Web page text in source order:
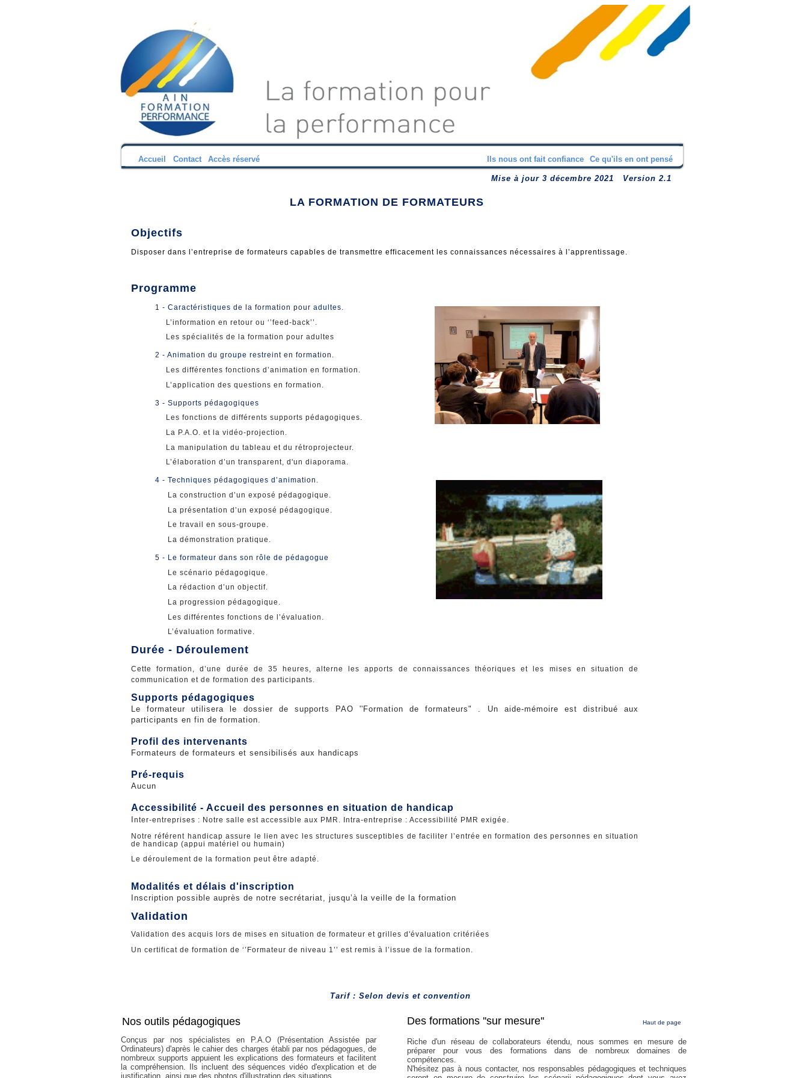
Accueil Contact Accès réservé Ils nous ont fait confiance Ce qu'ils en ont pensé
Mise à jour 3 décembre 2021 Version 2.1
LA FORMATION DE FORMATEURS
Objectifs
Disposer dans l’entreprise de formateurs capables de transmettre efficacement les connaissances nécessaires à l’apprentissage.
Programme
1 - Caractéristiques de la formation pour adultes.
L’information en retour ou ‘’feed-back’’.
Les spécialités de la formation pour adultes
2 - Animation du groupe restreint en formation.
Les différentes fonctions d’animation en formation.
L’application des questions en formation.
3 - Supports pédagogiques
Les fonctions de différents supports pédagogiques.
La P.A.O. et la vidéo-projection.
La manipulation du tableau et du rétroprojecteur.
L’élaboration d’un transparent, d'un diaporama.
4 - Techniques pédagogiques d’animation.
La construction d’un exposé pédagogique.
La présentation d’un exposé pédagogique.
Le travail en sous-groupe.
La démonstration pratique.
5 - Le formateur dans son rôle de pédagogue
Le scénario pédagogique.
La rédaction d’un objectif.
La progression pédagogique.
Les différentes fonctions de l’évaluation.
L’évaluation formative.
Durée - Déroulement
Cette formation, d’une durée de 35 heures, alterne les apports de connaissances théoriques et les mises en situation de
communication et de formation des participants.
Supports pédagogiques
Le formateur utilisera le dossier de supports PAO ''Formation de formateurs" . Un aide-mémoire est distribué aux
participants en fin de formation.
Profil des intervenants
Formateurs de formateurs et sensibilisés aux handicaps
Pré-requis
Aucun
Accessibilité - Accueil des personnes en situation de handicap
nter-entreprises : Notre salle est accessible aux PMR. Intra-entreprise : Accessibilité PMR exigée.
Notre référent handicap assure le lien avec les structures susceptibles de faciliter l’entrée en formation des personnes en situation
de handicap (appui matériel ou humain)
Le déroulement de la formation peut être adapté.
Modalités et délais d'inscription
Inscription possible auprès de notre secrétariat, jusqu’à la veille de la formation
Validation
Validation des acquis lors de mises en situation de formateur et grilles d'évaluation critériées
Un certificat de formation de ‘’Formateur de niveau 1’’ est remis à l’issue de la formation.
Tarif : Selon devis et convention
Des formations ''sur mesure''
Nos outils pédagogiques Haut de page
Conçus par nos spécialistes en P.A.O (Présentation Assistée par
Ordinateurs) d'après le cahier des charges établi par nos pédagogues, de
nombreux supports appuient les explications des formateurs et facilitent
la compréhension. Ils incluent des séquences vidéo d'explication et de
justification, ainsi que des photos d'illustration des situations.
Riche d'un réseau de collaborateurs étendu, nous sommes en mesure de
préparer pour vous des formations dans de nombreux domaines de
compétences.
N'hésitez pas à nous contacter, nos responsables pédagogiques et techniques